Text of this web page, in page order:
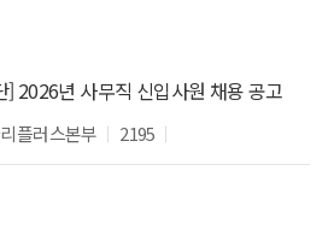
2026년 사무직 신입사원 채용 공고
플러스본부 2195